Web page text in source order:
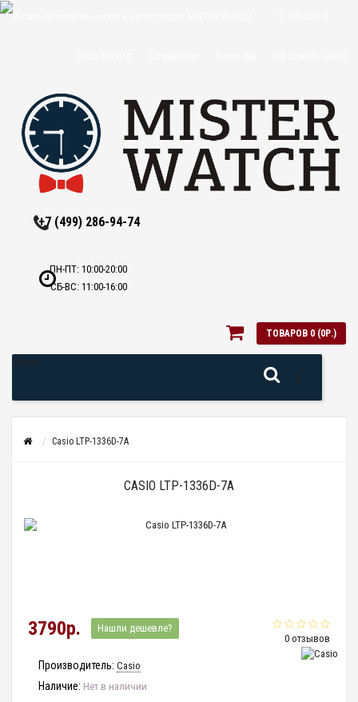
Политика
+7 (499) 286-94-74
ПН-ПТ: 10:00-20:00
СБ-ВС: 11:00-16:00
ТОВАРОВ 0 (0Р.)
Casio LTP-1336D-7A
CASIO LTP-1336D-7A
0 отзывов
3790р. Нашли дешевле?
Производитель: Casio
Наличие: Нет в наличии